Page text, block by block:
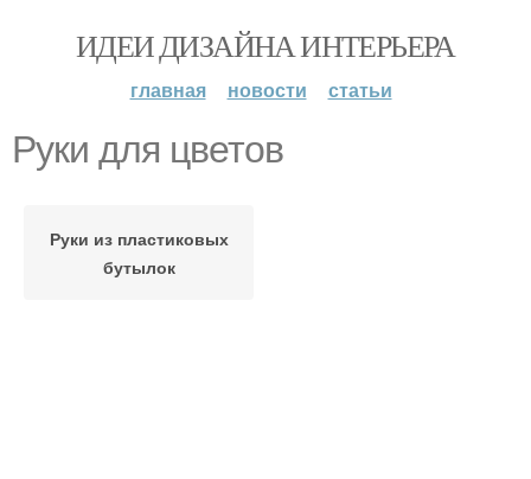
ИДЕИ ДИЗАЙНА ИНТЕРЬЕРА
главная новости статьи
Руки для цветов
Руки из пластиковых
бутылок